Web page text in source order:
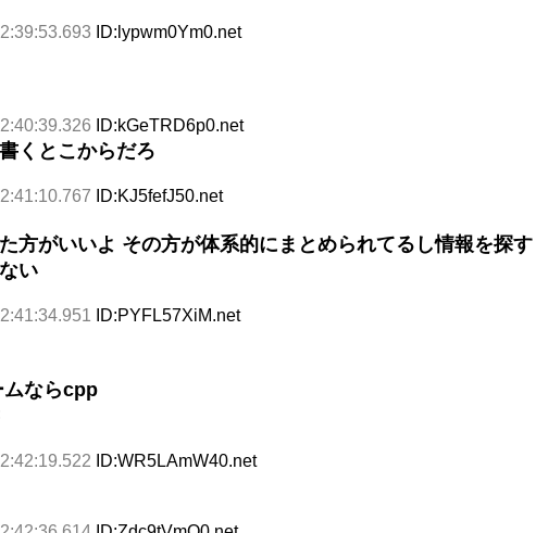
ID:lypwm0Ym0.net
ID:kGeTRD6p0.net
くとこからだろ
ID:KJ5fefJ50.net
方がいいよ その方が体系的にまとめられてるし情報を探す
い
ID:PYFL57XiM.net
ムならcpp
ID:WR5LAmW40.net